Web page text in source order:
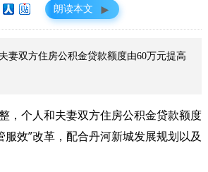
朗读本文 ►
妻双方住房公积金贷款额度由60万元提高
，个人和夫妻双方住房公积金贷款额度
效”改革，配合丹河新城发展规划以及